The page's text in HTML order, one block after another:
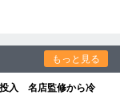
もっと見る
投入 名店監修から冷